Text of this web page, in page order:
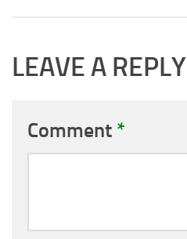
LEAVE A REPLY
Comment *